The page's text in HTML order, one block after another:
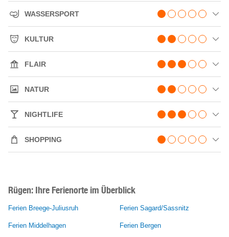
WASSERSPORT
KULTUR
FLAIR
NATUR
NIGHTLIFE
SHOPPING
Rügen: Ihre Ferienorte im Überblick
Ferien Breege-Juliusruh Ferien Sagard/Sassnitz
Ferien Middelhagen Ferien Bergen